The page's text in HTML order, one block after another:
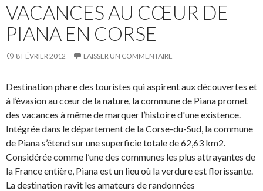
VACANCES AU CŒUR DE
PIANA EN CORSE
8 FÉVRIER 2012 LAISSER UN COMMENTAIRE
Destination phare des touristes qui aspirent aux découvertes et
à l’évasion au cœur de la nature, la commune de Piana promet
des vacances à même de marquer l’histoire d'une existence.
Intégrée dans le département de la Corse-du-Sud, la commune
de Piana s’étend sur une superficie totale de 62,63 km2.
Considérée comme l’une des communes les plus attrayantes de
la France entière, Piana est un lieu où la verdure est florissante.
La destination ravit les amateurs de randonnées